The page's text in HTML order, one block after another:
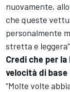
nuovamente,
che queste
personalmente
stretta e
Credi che per la
velocità di base
“Molte volte